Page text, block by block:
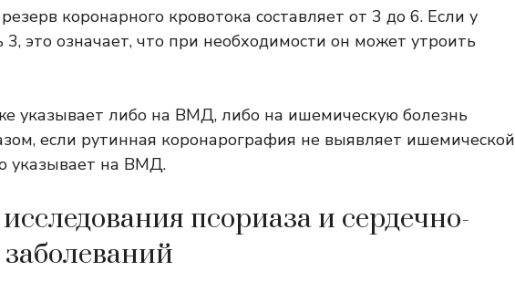
коронарного кровотока составляет от 3 до 6. Если у
3, это означает, что при необходимости он может утроить
указывает либо на ВМД, либо на ишемическую болезнь
если рутинная коронарография не выявляет ишемической
указывает на ВМД.
псориаза и сердечно-